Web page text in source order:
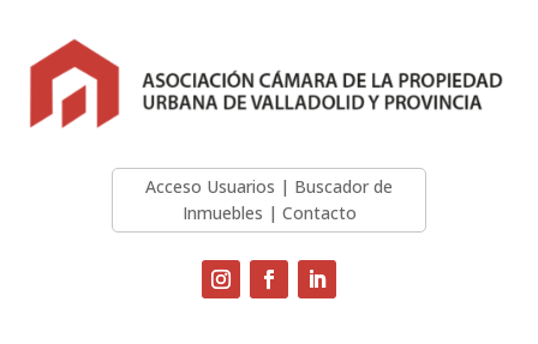
Acceso Usuarios | Buscador de
Inmuebles | Contacto